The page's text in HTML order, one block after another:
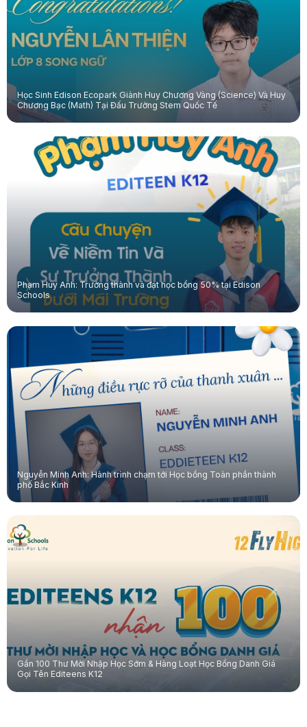
Học Sinh Edison Ecopark Giành Huy Chương Vàng (Science) Và Huy
Chương Bạc (Math) Tại Đấu Trường Stem Quốc Tế
Phạm Huy Anh: Trưởng thành và đạt học bổng 50% tại Edison
Schools
Nguyễn Minh Anh: Hành trình chạm tới Học bổng Toàn phần thành
phố Bắc Kinh
Gần 100 Thư Mời Nhập Học Sớm & Hàng Loạt Học Bổng Danh Giá
Gọi Tên Editeens K12